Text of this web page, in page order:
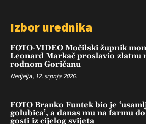
Izbor urednika
FOTO-VIDEO Močilski župnik
Leonard Markač proslavio zlatnu
rodnom Goričanu
Nedjelja, 12. srpnja 2026.
FOTO Branko Funtek bio je
golubica’, a danas mu na farmu
gosti iz cijelog svijeta